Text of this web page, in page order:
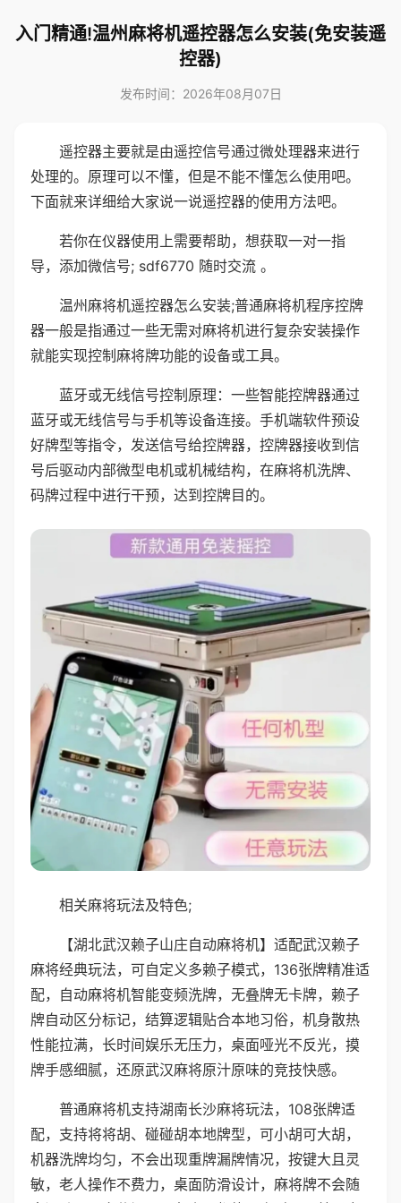
入门精通!温州麻将机遥控器怎么安装(免安装遥
控器)
发布时间：2026年08月07日
遥控器主要就是由遥控信号通过微处理器来进行
处理的。原理可以不懂，但是不能不懂怎么使用吧。
下面就来详细给大家说一说遥控器的使用方法吧。
若你在仪器使用上需要帮助，想获取一对一指
导，添加微信号; sdf6770 随时交流 。
温州麻将机遥控器怎么安装;普通麻将机程序控牌
器一般是指通过一些无需对麻将机进行复杂安装操作
就能实现控制麻将牌功能的设备或工具。
蓝牙或无线信号控制原理：一些智能控牌器通过
蓝牙或无线信号与手机等设备连接。手机端软件预设
好牌型等指令，发送信号给控牌器，控牌器接收到信
号后驱动内部微型电机或机械结构，在麻将机洗牌、
码牌过程中进行干预，达到控牌目的。
相关麻将玩法及特色;
【湖北武汉赖子山庄自动麻将机】适配武汉赖子
麻将经典玩法，可自定义多赖子模式，136张牌精准适
配，自动麻将机智能变频洗牌，无叠牌无卡牌，赖子
牌自动区分标记，结算逻辑贴合本地习俗，机身散热
性能拉满，长时间娱乐无压力，桌面哑光不反光，摸
牌手感细腻，还原武汉麻将原汁原味的竞技快感。
普通麻将机支持湖南长沙麻将玩法，108张牌适
配，支持将将胡、碰碰胡本地牌型，可小胡可大胡，
机器洗牌均匀，不会出现重牌漏牌情况，按键大且灵
敏，老人操作不费力，桌面防滑设计，麻将牌不会随